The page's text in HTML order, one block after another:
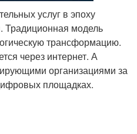
услуг в эпоху
Традиционная модель
трансформацию.
через интернет. А
организациями за
площадках.